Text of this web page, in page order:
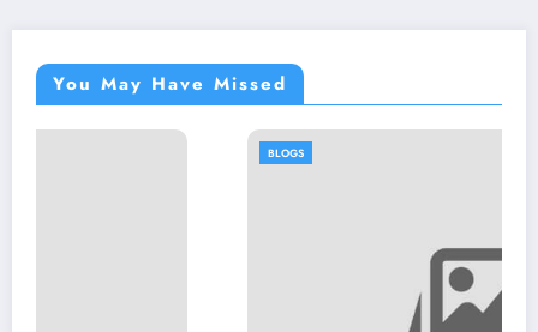
You May Have Missed